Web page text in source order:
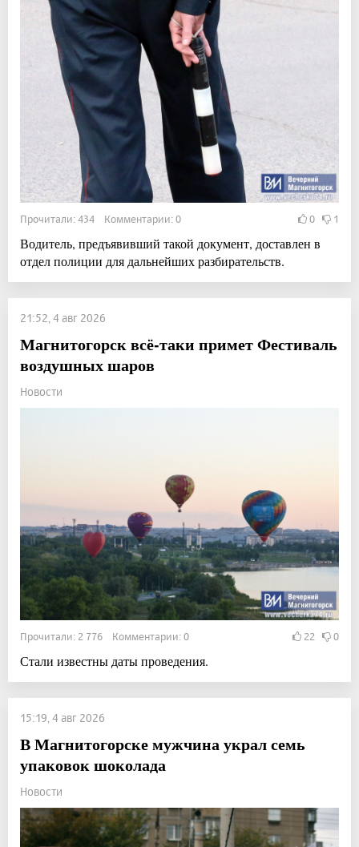
Прочитали: 434 Комментарии: 0 0 1
Водитель, предъявивший такой документ, доставлен в
отдел полиции для дальнейших разбирательств.
21:52, 4 авг 2026
Магнитогорск всё-таки примет Фестиваль
воздушных шаров
Новости
Прочитали: 2 776 Комментарии: 0 22 0
Стали известны даты проведения.
15:19, 4 авг 2026
В Магнитогорске мужчина украл семь
упаковок шоколада
Новости